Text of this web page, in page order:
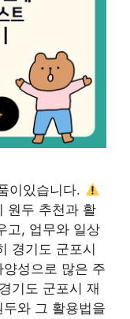
이있습니다.
원두 추천과 활
고, 업무와 일상
경기도 군포시
성으로 많은 주
기도 군포시 재
와 그 활용법을